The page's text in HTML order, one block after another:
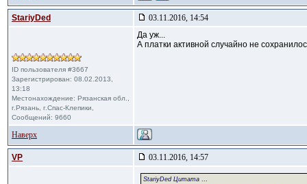
StariyDed 03.11.2016, 14:54
ID пользователя #3667
Зарегистрирован: 08.02.2013,
13:18
Местонахождение: Рязанская обл.,
г.Рязань, г.Спас-Клепики,
Сообщений: 9660
Да уж...
А платки активной случайно не
Наверх
VP 03.11.2016, 14:57
StariyDed Цитата ...